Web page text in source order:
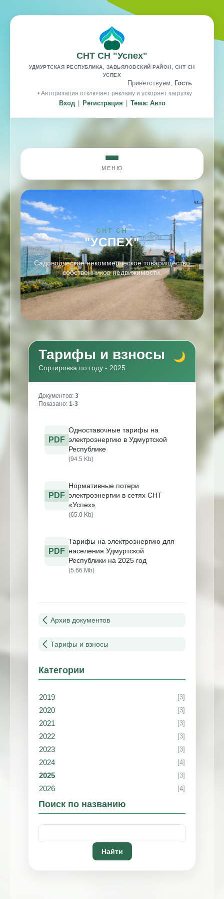
СНТ СН "Успех"
УДМУРТСКАЯ РЕСПУБЛИКА, ЗАВЬЯЛОВСКИЙ РАЙОН, СНТ СН
УСПЕХ
Приветствуем, Гость
• Авторизация отключает рекламу и ускоряет загрузку
Вход Регистрация Тема: Авто
МЕНЮ
СНТ СН
"УСПЕХ"
Садоводческое некоммерческое товарищество
собственников недвижимости.
Тарифы и взносы
Сортировка по году - 2025
Документов: 3
Показано: 1-3
PDF
Одноставочные тарифы на
электроэнергию в Удмуртской
Республике
(94.5 Kb)
PDF
Нормативные потери
электроэнергии в сетях СНТ
«Успех»
(65.0 Kb)
PDF
Тарифы на электроэнергию для
населения Удмуртской
Республики на 2025 год
(5.66 Mb)
Архив документов
Тарифы и взносы
Категории
2019 [3]
2020 [3]
2021 [3]
2022 [3]
2023 [3]
2024 [4]
2025 [3]
2026 [4]
Поиск по названию